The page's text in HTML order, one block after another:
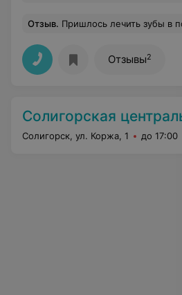
Отзыв. Пришлось лечить зубы в положении, на втором триместре. Врач принял
Отзывы2
Солигорская
Солигорск, ул. Коржа, 1 до 17:00